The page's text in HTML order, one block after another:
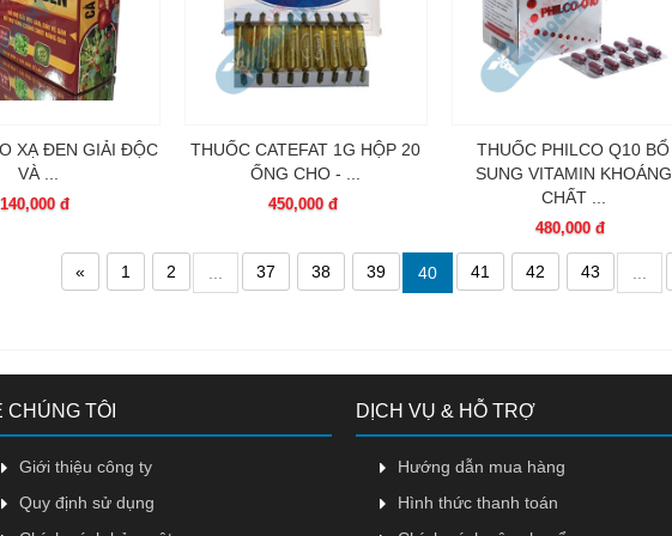
XẠ ĐEN GIẢI ĐỘC
VÀ ...
140,000 đ
THUỐC CATEFAT 1G HỘP 20
ỐNG CHO - ...
450,000 đ
THUỐC PHILCO Q10 BỔ
SUNG VITAMIN KHOÁNG
CHẤT ...
480,000 đ
« 1 2 37 38 39 40 41 42 43
CHÚNG TÔI
Giới thiệu công ty
Quy định sử dụng
DỊCH VỤ & HỖ TRỢ
Hướng dẫn mua hàng
Hình thức thanh toán